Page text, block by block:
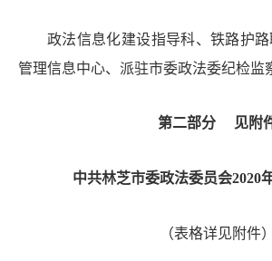
政法信息化建设指导科、铁路护路
管理信息中心、 派驻市委政法委纪检监
第二部分 见附
中共林芝市委政法委员会2020
（表格详见附件）